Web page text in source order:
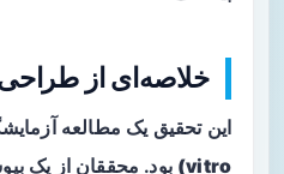
خلاصه‌ای از
این تحقیق یک مطالعه
vitro) بود. محققان از یک